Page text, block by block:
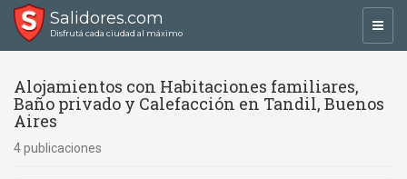
Salidores.com
Disfrutá cada ciudad al máximo
Alojamientos con Habitaciones familiares,
Baño privado y Calefacción en Tandil, Buenos
Aires
4 publicaciones